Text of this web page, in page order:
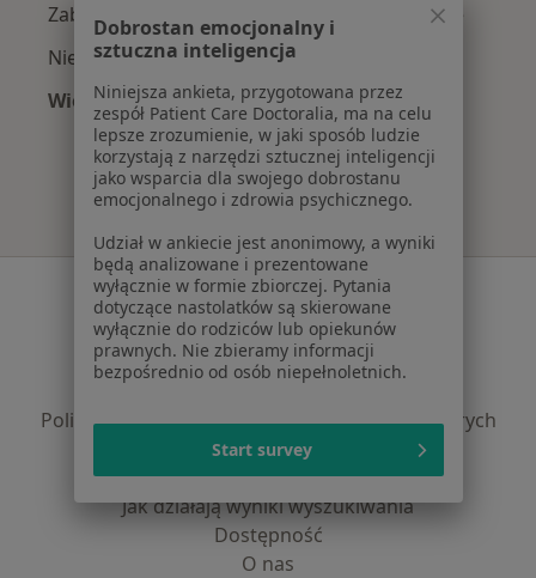
Zaburzenia miesiączkowania w Zielonej Górze
Niepłodność w Zielonej Górze
Więcej (15)
Więcej w kategorii: Najczęście leczone
Serwis
Regulamin
Polityka prywatności pacjentów
Polityka prywatności profesjonalistów
Polityka prywatności dla profesjonalistów, których
dane pozyskaliśmy samodzielnie
Polityka cookies
Jak działają wyniki wyszukiwania
Dostępność
O nas
Dobrostan emocjonalny i
sztuczna inteligencja
Niniejsza ankieta, przygotowana przez
zespół Patient Care Doctoralia, ma na celu
lepsze zrozumienie, w jaki sposób ludzie
korzystają z narzędzi sztucznej inteligencji
jako wsparcia dla swojego dobrostanu
emocjonalnego i zdrowia psychicznego.
Udział w ankiecie jest anonimowy, a wyniki
będą analizowane i prezentowane
wyłącznie w formie zbiorczej. Pytania
dotyczące nastolatków są skierowane
wyłącznie do rodziców lub opiekunów
prawnych. Nie zbieramy informacji
bezpośrednio od osób niepełnoletnich.
Start survey